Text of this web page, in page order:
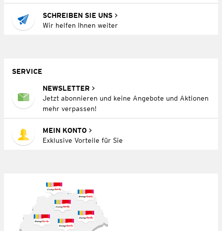
SCHREIBEN SIE UNS
Wir helfen Ihnen weiter
SERVICE
NEWSLETTER
Jetzt abonnieren und keine Angebote und Aktionen
mehr verpassen!
MEIN KONTO
Exklusive Vorteile für Sie